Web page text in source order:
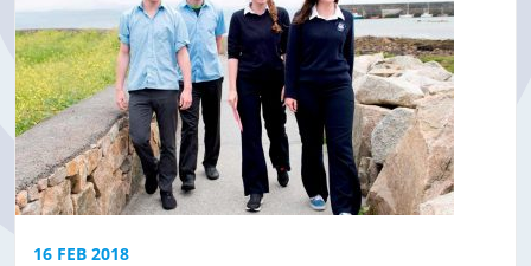
16 FEB 2018